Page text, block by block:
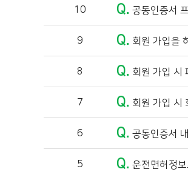
10 Q. 공동인증서
9 Q. 회원 가입을
8 Q. 회원 가입 시
7 Q. 회원 가입 시
6 Q. 공동인증서
5 Q. 운전면허정